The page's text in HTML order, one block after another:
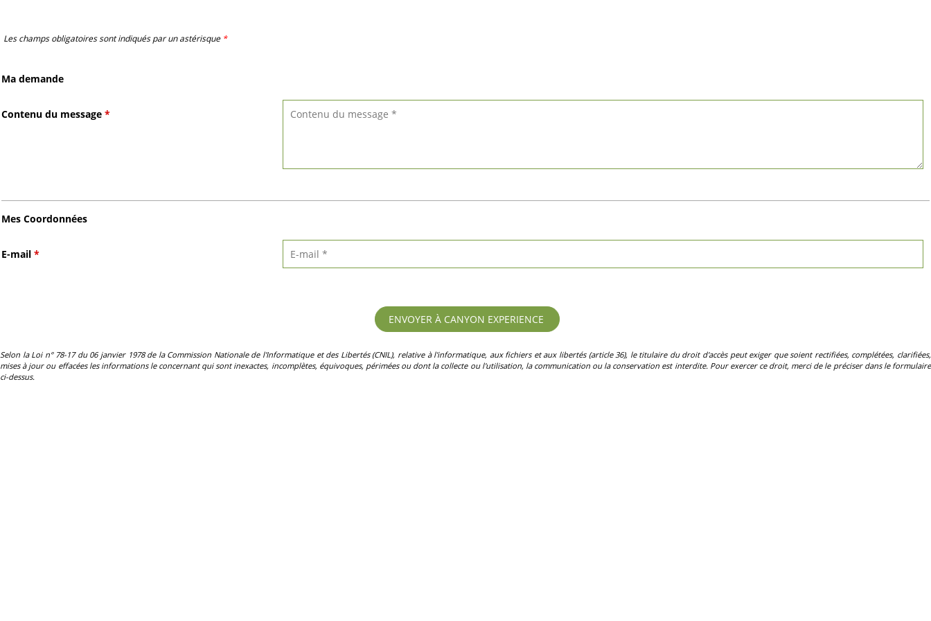
Les champs obligatoires sont indiqués par un astérisque *
Ma demande
Contenu du message *
Mes Coordonnées
E-mail *
Selon la Loi n° 78-17 du 06 janvier 1978 de la Commission Nationale de l'Informatique et des Libertés (CNIL), relative à l'informatique, aux fichiers et aux libertés (article 36), le titulaire du droit d'accès peut exiger que soient rectifiées, complétées, clarifiées,
mises à jour ou effacées les informations le concernant qui sont inexactes, incomplètes, équivoques, périmées ou dont la collecte ou l'utilisation, la communication ou la conservation est interdite. Pour exercer ce droit, merci de le préciser dans le formulaire
ci-dessus.